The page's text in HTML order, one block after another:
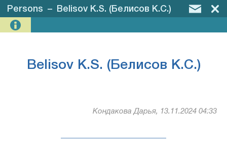
Persons – Belisov K.S. (Белисов К.С.)
Belisov K.S. (Белисов К.С.)
Кондакова Дарья, 13.11.2024 04:33